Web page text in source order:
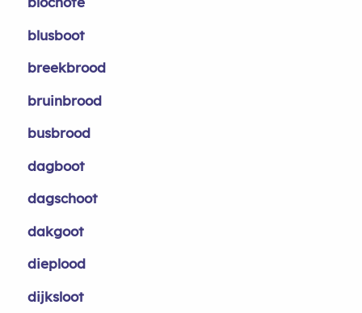
blusboot
breekbrood
bruinbrood
busbrood
dagboot
dagschoot
dakgoot
dieplood
dijksloot